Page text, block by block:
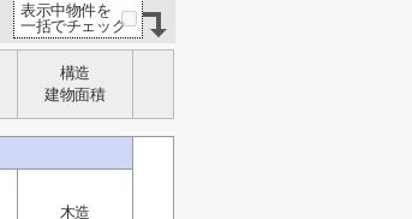
表示中物件を
一括でチェック
構造
建物面積
木造